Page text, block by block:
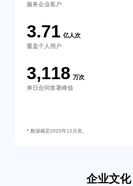
服务企业客户
3.71 亿人次
覆盖个人用户
3,118 万次
单日合同签署峰值
* 数据截至2025年12月底。
企业文化